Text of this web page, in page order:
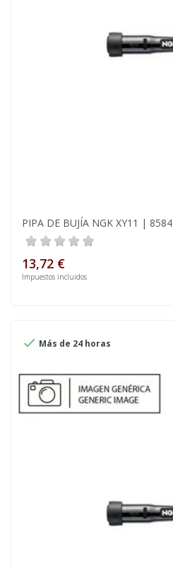
PIPA DE BUJÍA NGK XY11 | 8584
13,72 €
Impuestos incluidos
 Más de 24 horas